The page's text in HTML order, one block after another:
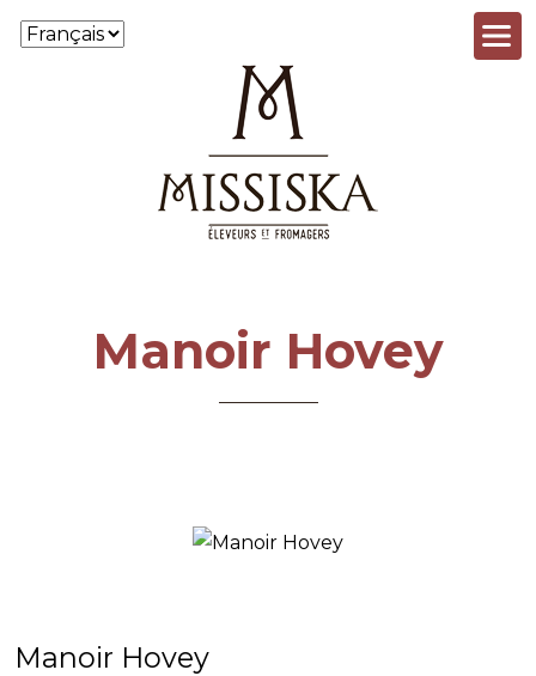
Aller au contenu principal
Manoir Hovey
Manoir Hovey